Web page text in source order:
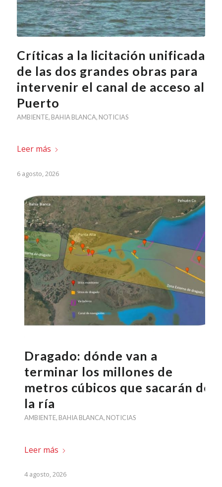
Críticas a la licitación unificada
de las dos grandes obras para
intervenir el canal de acceso al
Puerto
AMBIENTE, BAHIA BLANCA, NOTICIAS
Leer más
6 agosto, 2026
Dragado: dónde van a
terminar los millones de
metros cúbicos que sacarán de
la ría
AMBIENTE, BAHIA BLANCA, NOTICIAS
Leer más
4 agosto, 2026